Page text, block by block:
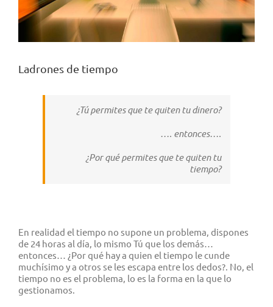
Ladrones de tiempo
¿Tú permites que te quiten tu dinero?
…. entonces….
¿Por qué permites que te quiten tu
tiempo?
En realidad el tiempo no supone un problema, dispones
de 24 horas al día, lo mismo Tú que los demás…
entonces… ¿Por qué hay a quien el tiempo le cunde
muchísimo y a otros se les escapa entre los dedos?. No, el
tiempo no es el problema, lo es la forma en la que lo
gestionamos.